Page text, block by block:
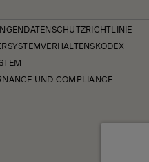
DATENSCHUTZRICHTLINIE
VERHALTENSKODEX
UND COMPLIANCE